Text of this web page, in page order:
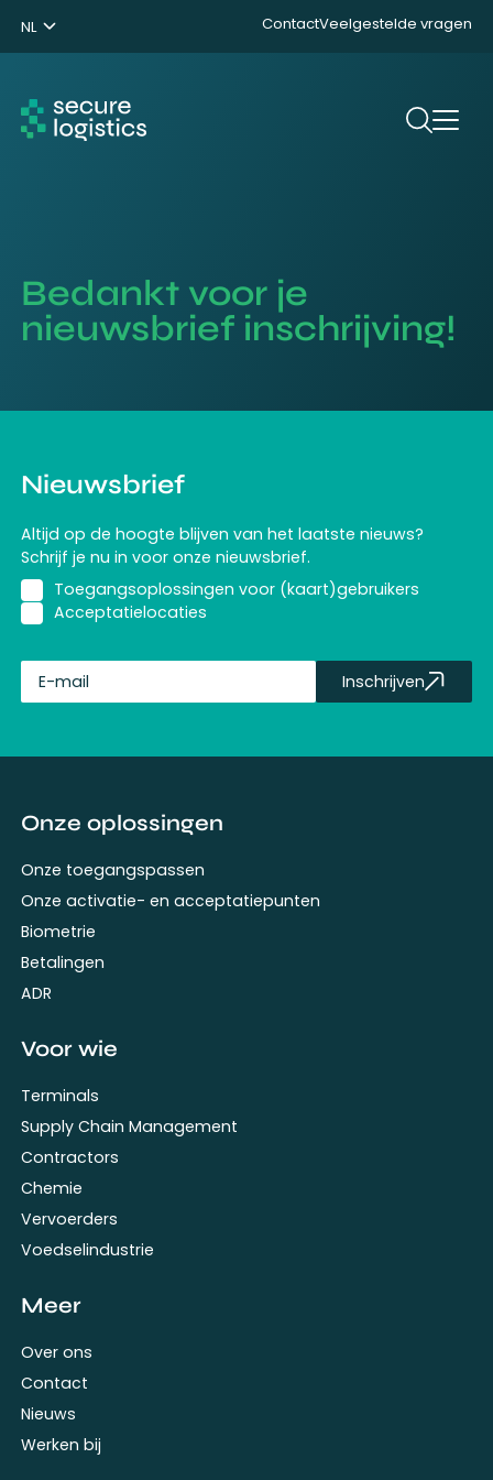
NL
ENG
DE
ContactVeelgestelde vragen
Bedankt voor je
nieuwsbrief inschrijving!
Nieuwsbrief
Altijd op de hoogte blijven van het laatste nieuws?
Schrijf je nu in voor onze nieuwsbrief.
Toegangsoplossingen voor (kaart)gebruikers
Acceptatielocaties
Inschrijven
Onze oplossingen
Onze toegangspassen
Onze activatie- en acceptatiepunten
Biometrie
Betalingen
ADR
Voor wie
Terminals
Supply Chain Management
Contractors
Chemie
Vervoerders
Voedselindustrie
Meer
Over ons
Contact
Nieuws
Werken bij